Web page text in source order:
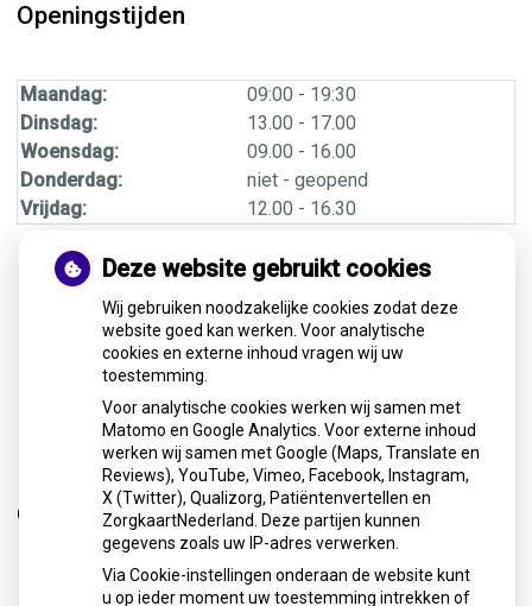
Openingstijden
Maandag:
09:00 - 19:30
Dinsdag:
13.00 - 17.00
Woensdag:
09.00 - 16.00
Donderdag:
niet - geopend
Vrijdag:
12.00 - 16.30
Meer informatie over
Mijn praktijk
Over mij
Deze website gebruikt cookies
Wij gebruiken noodzakelijke cookies zodat deze
website goed kan werken. Voor analytische
cookies en externe inhoud vragen wij uw
toestemming.
Voor analytische cookies werken wij samen met
Matomo en Google Analytics. Voor externe inhoud
werken wij samen met Google (Maps, Translate en
Reviews), YouTube, Vimeo, Facebook, Instagram,
X (Twitter), Qualizorg, Patiëntenvertellen en
ZorgkaartNederland. Deze partijen kunnen
gegevens zoals uw IP-adres verwerken.
Via Cookie-instellingen onderaan de website kunt
u op ieder moment uw toestemming intrekken of